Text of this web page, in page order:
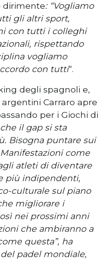
dirimente: “Vogliamo
gli altri sport,
con tutti i colleghi
rispettando
vogliamo
con tutti“.
degli spagnoli e,
Carraro apre
per i Giochi di
il gap si sta
Bisogna puntare sui
come
atleti di diventare
più indipendenti,
culturale sul piano
migliorare i
nei prossimi anni
che ambiranno a
questa”, ha
padel mondiale,